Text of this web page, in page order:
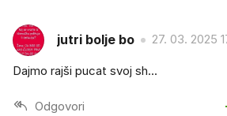
jutri bolje bo 27. 03. 2025
Dajmo rajši pucat svoj sh...
Odgovori